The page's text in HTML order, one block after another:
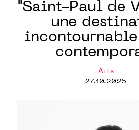
"Saint-Paul de
une
incontournable
Arts
27.10.2025